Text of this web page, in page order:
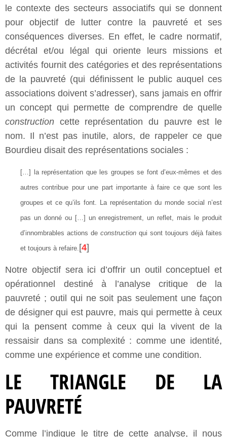
le contexte des secteurs associatifs qui se donnent
pour objectif de lutter contre la pauvreté et ses
conséquences diverses. En effet, le cadre normatif,
décrétal et/ou légal qui oriente leurs missions et
activités fournit des catégories et des représentations
de la pauvreté (qui définissent le public auquel ces
associations doivent s’adresser), sans jamais en offrir
un concept qui permette de comprendre de quelle
construction cette représentation du pauvre est le
nom. Il n’est pas inutile, alors, de rappeler ce que
Bourdieu disait des représentations sociales :
[…] la représentation que les groupes se font d’eux-mêmes et des
autres contribue pour une part importante à faire ce que sont les
groupes et ce qu’ils font. La représentation du monde social n’est
pas un donné ou […] un enregistrement, un reflet, mais le produit
d’innombrables actions de construction qui sont toujours déjà faites
et toujours à refaire. [4]
Notre objectif sera ici d’offrir un outil conceptuel et
opérationnel destiné à l’analyse critique de la
pauvreté ; outil qui ne soit pas seulement une façon
de désigner qui est pauvre, mais qui permette à ceux
qui la pensent comme à ceux qui la vivent de la
ressaisir dans sa complexité : comme une identité,
comme une expérience et comme une condition.
LE TRIANGLE DE LA
PAUVRETÉ
Comme l’indique le titre de cette analyse, il nous